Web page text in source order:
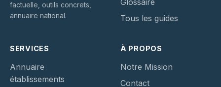
factuelle, outils concrets,
annuaire national.
Glossaire
Tous les guides
SERVICES
Annuaire
établissements
À PROPOS
Notre Mission
Contact